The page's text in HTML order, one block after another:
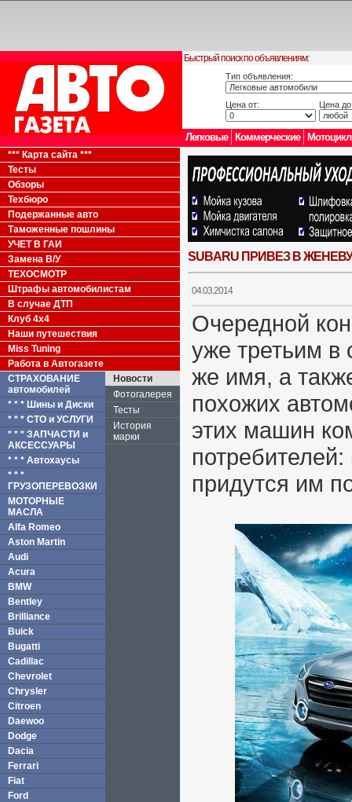
Быстрый поиск по объявлениям:
Тип объявления:
Цена от: Цена
Легковые Коммерческие
*** Карта сайта ***
Тесты
Обзоры
Техбюро
Подержанные авто
Таможенные пошлины
УЧЕТ В ГАИ
Замена В/У
ТЕХОСМОТР
Штрафы автомобилистам
В случае ДТП
Клуб 4x4
Наши путешествия
Miss Tuning
Работа в Автогазете
СТРАХОВАНИЕ
автомобилей
* * * Шины и Диски
* * * СТО и УСЛУГИ
* * * ЗАПЧАСТИ и
АКСЕССУАРЫ
* * * Автохаусы
* * *
ГРУЗОПЕРЕВОЗКИ
МОТОРНЫЕ
МАСЛА
Alfa Romeo
Aston Martin
Audi
Acura
BMW
Bentley
Brilliance
Buick
Bugatti
Cadillac
Chevrolet
Chrysler
Citroen
Daewoo
Dodge
Dacia
Ferrari
Fiat
Ford
Новости
Фотогалерея
Тесты
История
марки
SUBARU ПРИВЕЗ В
04.03.2014
Очередной
уже третьим в
же имя, а
похожих
этих машин
придутся им